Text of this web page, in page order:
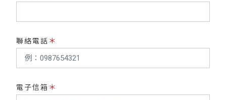
聯絡電話 ＊
電子信箱 ＊